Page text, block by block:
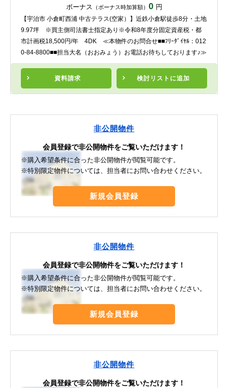
ボーナス （ボーナス時加算額） 0 円
資料請求 検討リスト に追加
【宇治市 小倉町西浦 中古テラス(空家）】近鉄小倉駅徒歩8分・土地
9.97坪 ※買主側司法書士指定あり※令和8年度分固定資産税・都
市計画税18,500円/年 4DK ≪本物件のお問合せ■■ﾌﾘｰﾀﾞｲﾔﾙ：012
0-84-8800■■担当大名（おおみょう）お電話お待ちしております♪≫
非公開物件
会員登録で非公開物件をご覧いただけます！
※購入希望条件に合った非公開物件が閲覧可能です。
※特別限定物件については、担当者にお問い合わせください。
新規会員登録
非公開物件
会員登録で非公開物件をご覧いただけます！
※購入希望条件に合った非公開物件が閲覧可能です。
※特別限定物件については、担当者にお問い合わせください。
新規会員登録
非公開物件
会員登録で非公開物件をご覧いただけます！